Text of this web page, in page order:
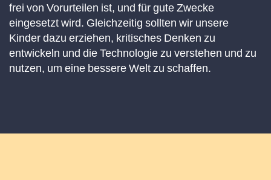
frei von Vorurteilen ist, und für gute Zwecke
eingesetzt wird. Gleichzeitig sollten wir unsere
Kinder dazu erziehen, kritisches Denken zu
entwickeln und die Technologie zu verstehen und zu
nutzen, um eine bessere Welt zu schaffen.